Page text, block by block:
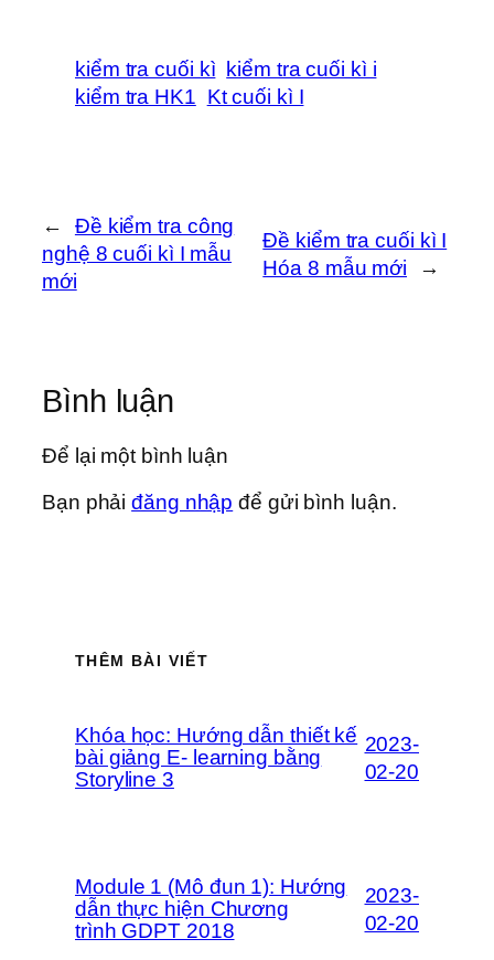
kiểm tra cuối kì kiểm tra cuối kì i
kiểm tra HK1 Kt cuối kì I
←
Đề kiểm tra công
nghệ 8 cuối kì I mẫu
mới
Đề kiểm tra cuối kì I
Hóa 8 mẫu mới
→
Bình luận
Để lại một bình luận
Bạn phảiđăng nhập để gửi bình luận.
THÊM BÀI VIẾT
Khóa học: Hướng dẫn thiết kế
bài giảng E- learning bằng
Storyline 3
2023-
02-20
Module 1 (Mô đun 1): Hướng
dẫn thực hiện Chương
trình GDPT 2018
2023-
02-20